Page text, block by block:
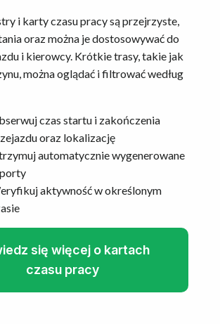
i karty czasu pracy są przejrzyste,
oraz można je dostosowywać do
i kierowcy. Krótkie trasy, takie jak
można oglądać i filtrować według
czas startu i zakończenia
oraz lokalizację
automatycznie wygenerowane
aktywność w określonym
się więcej o kartach
czasu pracy